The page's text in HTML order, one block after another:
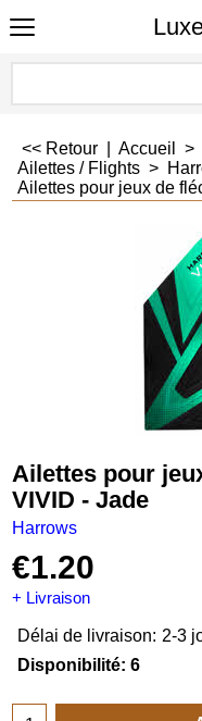
<< Retour Accueil >
Ailettes / Flights >
Ailettes pour jeux de
Ailettes pour
VIVID - Jade
Harrows
€1.20
+ Livraison
Délai de livraison: 2-3
Disponibilité: 6